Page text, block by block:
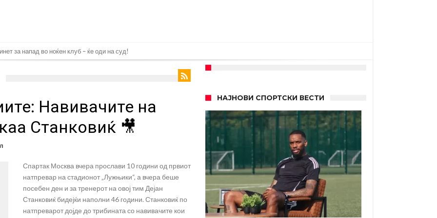
Родри ќе стане новиот фудбалер на Барселона
„војна“ поради фудбалер вреден 69 милиони евра!
сè досега го поддржал?
разнесам Меси со четири бомби“
евра, но не го затвора паричникот – ќе има уште засилувања!
да ја отвори касата, дали има 100.000.000 евра за да ги задоволи Германците?
од планетата најдобро покажува кој е и што е Лука Модриќ
Сен Жермен
Навивачите на
Станковиќ 🎥
Спартак Москва вчера прослави 10 години од првиот
натпревар на стадионот „Лужњики“, а вчера беше
посебен ден и за тренерот на овој тим Дејан
Станковиќ бидејќи наполни 46 години. Станковиќ по
натпреварот дојде до трибината со навивачите кои
НАЈНОВИ СПОРТСКИ ВЕСТИ